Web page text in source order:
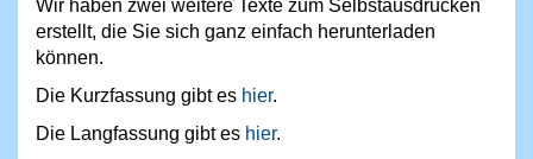
Wir haben zwei weitere Texte zum Selbstausdrucken
erstellt, die Sie sich ganz einfach herunterladen
können.
Die Kurzfassung gibt es hier.
Die Langfassung gibt es hier.